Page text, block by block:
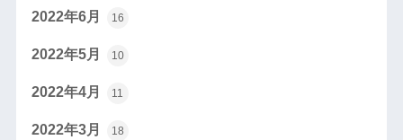
2022年6月 16
2022年5月 10
2022年4月 11
2022年3月 18